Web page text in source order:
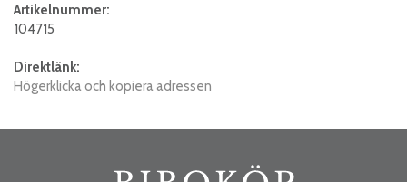
Artikelnummer:
104715
Direktlänk:
Högerklicka och kopiera adressen